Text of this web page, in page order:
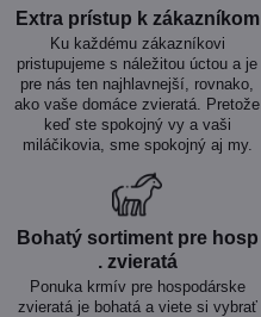
Extra prístup k zákazníkom
Ku každému zákazníkovi
pristupujeme s náležitou úctou a je
pre nás ten najhlavnejší, rovnako,
ako vaše domáce zvieratá. Pretože
keď ste spokojný vy a vaši
miláčikovia, sme spokojný aj my.
Bohatý sortiment pre hosp​
. zvieratá
Ponuka krmív pre hospodárske
zvieratá je bohatá a viete si vybrať